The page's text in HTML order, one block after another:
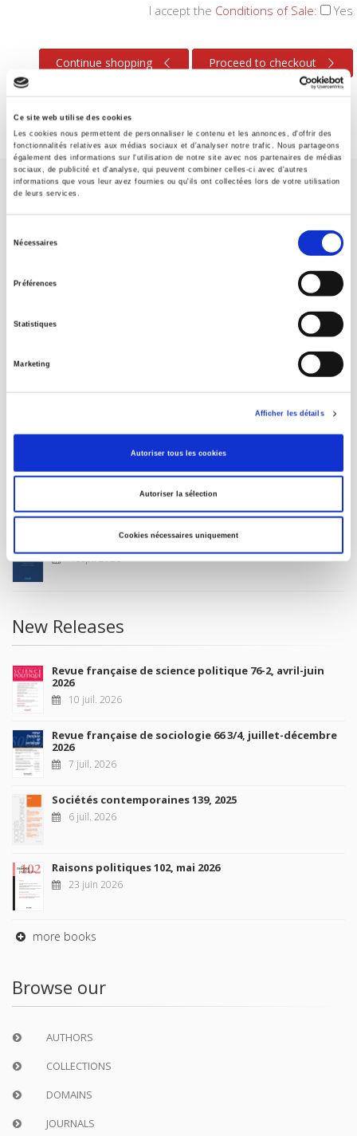
Ce site web utilise des cookies
Les cookies nous permettent de personnaliser le contenu et les annonces, d'offrir des
fonctionnalités relatives aux médias sociaux et d'analyser notre trafic. Nous partageons
également des informations sur l'utilisation de notre site avec nos partenaires de médias
sociaux, de publicité et d'analyse, qui peuvent combiner celles-ci avec d'autres
informations que vous leur avez fournies ou qu'ils ont collectées lors de votre utilisation
de leurs services.
Nécessaires
Préférences
Statistiques
Marketing
Afficher les détails
Autoriser tous les cookies
Autoriser la sélection
Cookies nécessaires uniquement
I accept the Conditions of Sale: Yes
Continue shopping Proceed to checkout
SCIENCES PO UNIVERSITY PRESS has a threefold role: to publish
original research, to edit reference works for student use, and to
help public and political debate.
FOREIGN RIGHTS
FOR BOOKSHOPS
Future Releases
La France et l'Union européenne
4 sept. 2026
New Releases
Revue française de science politique 76-2, avril-juin
2026
10 juil. 2026
Revue française de sociologie 66 3/4, juillet-décembre
2026
7 juil. 2026
Sociétés contemporaines 139, 2025
6 juil. 2026
Raisons politiques 102, mai 2026
23 juin 2026
more books
Browse our
AUTHORS
COLLECTIONS
DOMAINS
JOURNALS